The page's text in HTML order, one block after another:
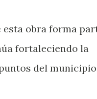
obra forma
fortaleciendo la
del